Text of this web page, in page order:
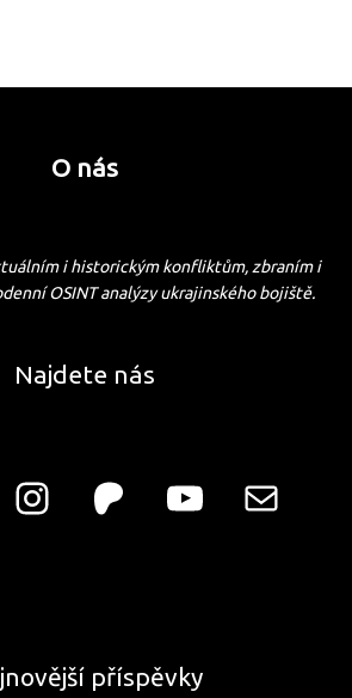
O nás
i historickým konfliktům, zbraním i
OSINT analýzy ukrajinského bojiště.
Najdete nás
příspěvky